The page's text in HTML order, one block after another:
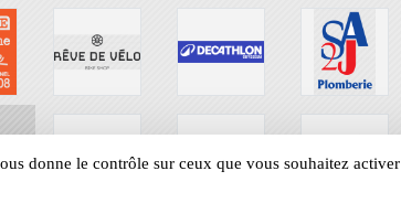
donne le contrôle sur ceux que vous souhaitez activer